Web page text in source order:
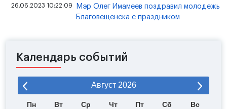
26.06.2023 10:22:09
Мэр Олег Имамеев поздравил молодежь
Благовещенска с праздником
Календарь событий
Август 2026
Пн Вт Ср Чт Пт Сб Вс